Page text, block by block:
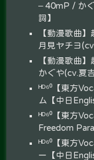
– 40mP / か
詞】
【動漫歌曲
月見ヤチヨ
【動漫歌曲
かぐや(cv.夏
ᴴᴰ⁶⁰【東方
ム【中日
ᴴᴰ⁶⁰【東方
Freedom
ᴴᴰ⁶⁰【東方
ー【中日